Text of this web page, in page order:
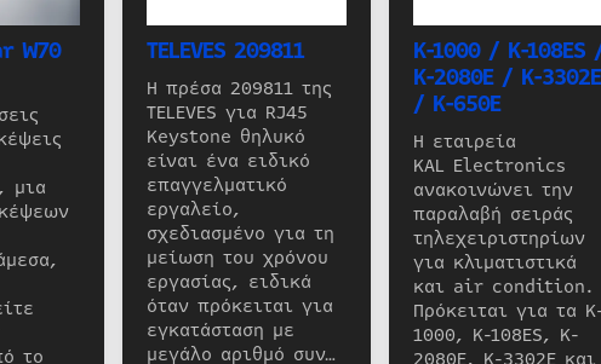
W70
μια
το
TELEVES 209811
Η πρέσα 209811 της
TELEVES για RJ45
Keystone θηλυκό
είναι ένα ειδικό
επαγγελματικό
εργαλείο,
σχεδιασμένο για τη
μείωση του χρόνου
εργασίας, ειδικά
όταν πρόκειται για
εγκατάσταση με
μεγάλο αριθμό συν…
K-1000 / K-108ES
K-2080E / K-3302E
/ K-650E
Η εταιρεία
KAL Electronics
ανακοινώνει την
παραλαβή σειράς
τηλεχειριστηρίων
για κλιματιστικά
και air condition.
Πρόκειται για τα
1000, K-108ES, K-